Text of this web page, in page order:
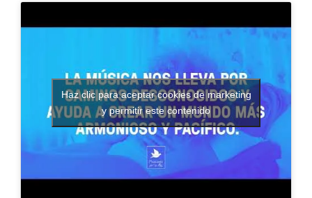
Haz clic para aceptar cookies de marketing
y permitir este contenido